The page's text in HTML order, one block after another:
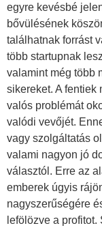
egyre kevésbé
bővülésének
találhatnak forrást
több startupnak
valamint még több
sikereket. A fentiek
valós problémát
valódi vevőjét.
vagy szolgáltatás
valami nagyon jó
választól. Erre az
emberek úgyis
nagyszerűségére
lefölözve a